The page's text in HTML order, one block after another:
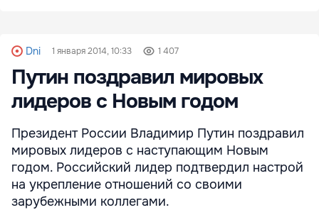
Dni 1 января 2014, 10:33 1 407
Путин поздравил мировых
лидеров с Новым годом
Президент России Владимир Путин поздравил
мировых лидеров с наступающим Новым
годом. Российский лидер подтвердил настрой
на укрепление отношений со своими
зарубежными коллегами.